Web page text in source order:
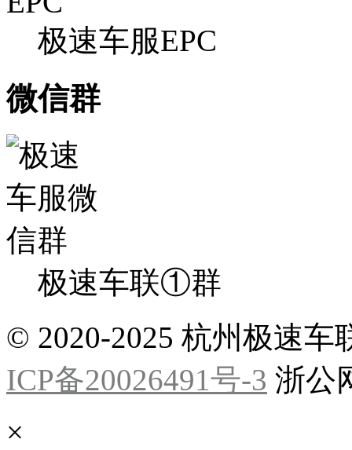
极速车服EPC
微信群
极速车联①群
© 2020-2025 杭州极速
ICP备20026491号-3 浙公
×